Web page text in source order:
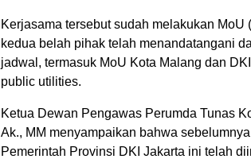
Kerjasama tersebut sudah melakukan MoU
kedua belah pihak telah menandatangani
jadwal, termasuk MoU Kota Malang dan
public utilities.
Ketua Dewan Pengawas Perumda Tunas
Ak., MM menyampaikan bahwa
Pemerintah Provinsi DKI Jakarta ini telah